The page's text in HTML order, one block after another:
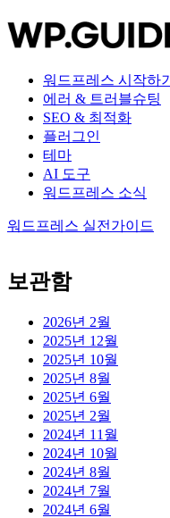
워드프레스 시작하기
에러 & 트러블슈팅
SEO & 최적화
플러그인
테마
AI 도구
워드프레스 소식
워드프레스 실전가이드
보관함
2026년 2월
2025년 12월
2025년 10월
2025년 8월
2025년 6월
2025년 2월
2024년 11월
2024년 10월
2024년 8월
2024년 7월
2024년 6월